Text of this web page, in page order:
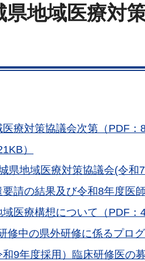
地域医療対
療対策協議会次第（PDF：
）
県地域医療対策協議会(令和
請の結果及び令和8年度医
医療構想について（PDF：
修中の県外研修に係るプロ
9年度採用）臨床研修医の